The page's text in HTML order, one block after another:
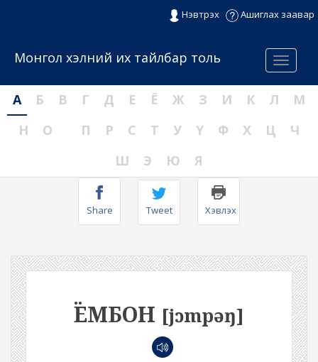
Нэвтрэх Ашиглах заавар
Menu
Монгол хэлний их тайлбар толь
А Б В Г Д Е Ё Ж З И К Л
М
Н
О П Р С Т У Ү Ф Х Ц
Ч
Ш
Э Ю Я
Share Tweet Хэвлэх
ЁМБОН [jɔmpəŋ]